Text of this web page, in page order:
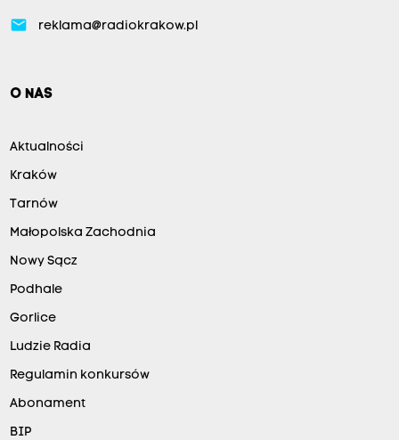
email reklama@radiokrakow.pl
O NAS
Aktualności
Kraków
Tarnów
Małopolska Zachodnia
Nowy Sącz
Podhale
Gorlice
Ludzie Radia
Regulamin konkursów
Abonament
BIP